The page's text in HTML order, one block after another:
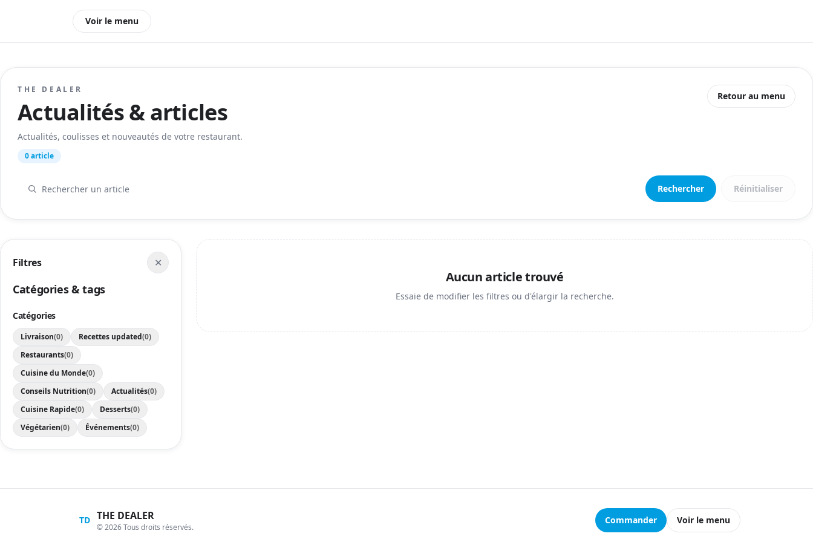
Voir le menu
THE DEALER
Actualités & articles
Actualités, coulisses et nouveautés de votre restaurant.
0 article
Retour au menu
Rechercher Réinitialiser
Filtres ✕
Catégories & tags
Catégories
Livraison(0) Recettes updated(0)
Restaurants(0)
Cuisine du Monde(0)
Conseils Nutrition(0) Actualités(0)
Cuisine Rapide(0) Desserts(0)
Végétarien(0) Événements(0)
Aucun article trouvé
Essaie de modifier les filtres ou d'élargir la recherche.
TD THE DEALER
© 2026 Tous droits réservés.
Commander Voir le menu